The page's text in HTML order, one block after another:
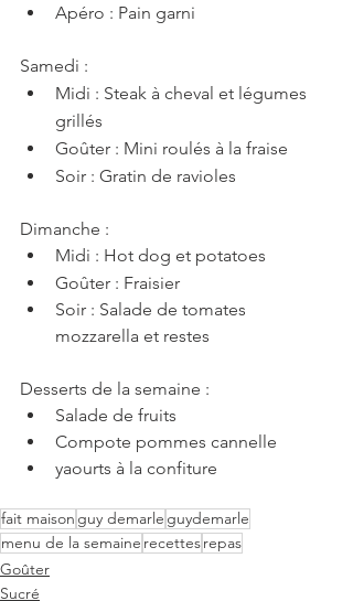
Apéro : Pain garni
Samedi :
Midi : Steak à cheval et légumes
grillés
Goûter : Mini roulés à la fraise
Soir : Gratin de ravioles
Dimanche :
Midi : Hot dog et potatoes
Goûter : Fraisier
Soir : Salade de tomates
mozzarella et restes
Desserts de la semaine :
Salade de fruits
Compote pommes cannelle
yaourts à la confiture
fait maison guy demarle guydemarle
menu de la semaine recettesrepas
Goûter
Sucré